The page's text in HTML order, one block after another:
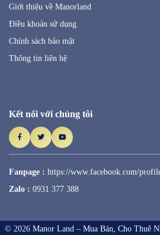
Giới thiệu về Manorland
Điều khoản sử dụng
Chính sách bảo mật
Thông tin liên hệ
Kết nối với chúng tôi
Fanpage : https://www.facebook.com/
Zalo : 0931 377 388
© 2026 Manor Land – Mua Bán, Cho Thuê